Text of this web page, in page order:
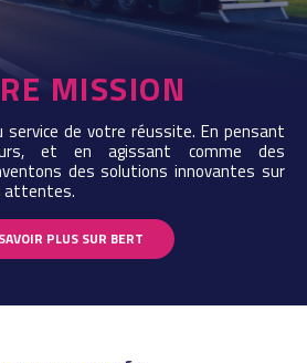
MISSION
de votre réussite. En pensant
et en agissant comme des
des solutions innovantes sur
attentes.
PLUS SUR BERT